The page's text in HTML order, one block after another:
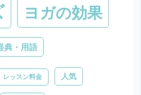
ヨガの効果
典・用語
レッスン料金 人気